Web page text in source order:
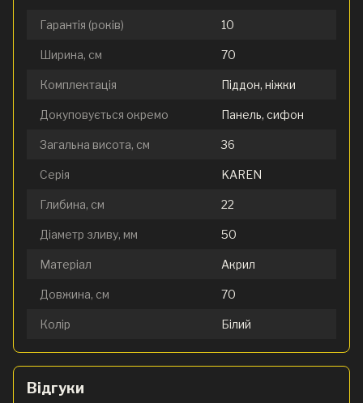
Гарантія (років) 10
Ширина, см 70
Комплектація Піддон, ніжки
Докуповується окремо Панель, сифон
Загальна висота, см 36
Серія KAREN
Глибина, см 22
Діаметр зливу, мм 50
Матеріал Акрил
Довжина, см 70
Колір Білий
Відгуки